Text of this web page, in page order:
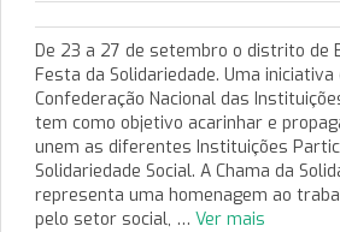
De 23 a 27 de setembro o distrito de
Festa da Solidariedade. Uma iniciativa
Confederação Nacional das
tem como objetivo acarinhar e
unem as diferentes Instituições
Solidariedade Social. A Chama da
representa uma homenagem ao
pelo setor social, … Ver mais